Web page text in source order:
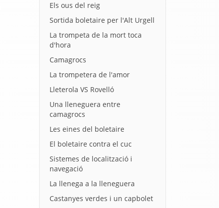
Els ous del reig
Sortida boletaire per l'Alt Urgell
La trompeta de la mort toca
d'hora
Camagrocs
La trompetera de l'amor
Lleterola VS Rovelló
Una lleneguera entre
camagrocs
Les eines del boletaire
El boletaire contra el cuc
Sistemes de localització i
navegació
La llenega a la lleneguera
Castanyes verdes i un capbolet